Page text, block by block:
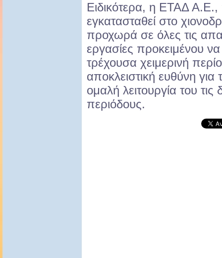
Ειδικότερα, η ΕΤΑΔ Α.Ε.,
εγκατασταθεί στο
προχωρά σε όλες τις
εργασίες προκειμένου να
τρέχουσα χειμερινή
αποκλειστική ευθύνη
ομαλή λειτουργία του τις
περιόδους.